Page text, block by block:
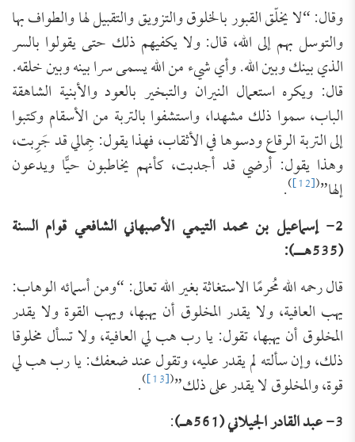
وقال: “لا يخلّق القبور بالخلوق والتزويق والتقبيل لها والطواف بها
والتوسل بهم إلى الله، قال: ولا يكفيهم ذلك حتى يقولوا بالسر
الذي بينك وبين الله. وأي شيء من الله يسمى سرا بينه وبين خلقه.
قال: ويكره استعمال النيران والتبخير بالعود والأبنية الشاهقة
الباب، سموا ذلك مشهدا، واستشفوا بالتربة من الأسقام وكتبوا
إلى التربة الرقاع ودسوها في الأثقاب، فهذا يقول: جِمالي قد جَرِبت،
وهذا يقول: أرضي قد أجدبت، كأنهم يخاطبون حيًّا ويدعون
إلها”(
[12]
)
.
2- إسماعيل بن محمد التيمي الأصبهاني الشافعي قوام السنة
(535هــ):
قال رحمه الله مُحرمًا الاستغاثة بغير الله تعالى: “ومن أسمائه الوهاب:
يهب العافية، ولا يقدر المخلوق أن يهبها، ويهب القوة ولا يقدر
المخلوق أن يهبها، تقول: يا رب هب لي العافية، ولا تسأل مخلوقا
ذلك، وإن سألته لم يقدر عليه، وتقول عند ضعفك: يا رب هب لي
قوة، والمخلوق لا يقدر على ذلك”(
[13]
)
.
3- عبد القادر الجيلاني (561هـ)
: